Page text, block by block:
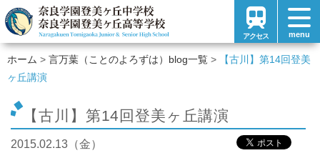
アクセス menu
ホーム 言万葉（ことのよろずは）blog一覧
【古川】第14回登美
ヶ丘講演
【古川】第14回登美ヶ丘講演
2015.02.13（金）